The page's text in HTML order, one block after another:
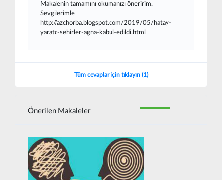
Makalenin tamamını okumanızı öneririm.
Sevgilerimle
http://azchorba.blogspot.com/2019/05/hatay-
yaratc-sehirler-agna-kabul-edildi.html
Tüm cevaplar için tıklayın (1)
Önerilen Makaleler